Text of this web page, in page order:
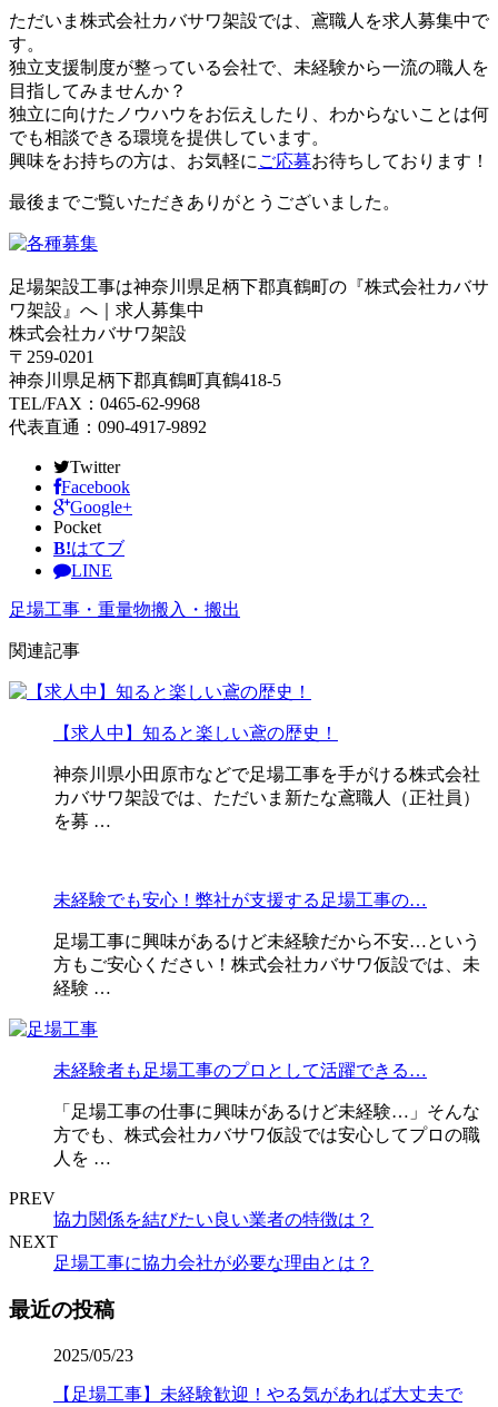
ただいま株式会社カバサワ架設では、鳶職人を求人募集中で
す。
独立支援制度が整っている会社で、未経験から一流の職人を
目指してみませんか？
独立に向けたノウハウをお伝えしたり、わからないことは何
でも相談できる環境を提供しています。
興味をお持ちの方は、お気軽に ご応募お待ちしております！
最後までご覧いただきありがとうございました。
足場架設工事は神奈川県足柄下郡真鶴町の『株式会社カバサ
ワ架設』へ｜求人募集中
株式会社カバサワ架設
〒259-0201
神奈川県足柄下郡真鶴町真鶴418-5
TEL/FAX：0465-62-9968
代表直通：090-4917-9892
Twitter
Facebook
Google+
Pocket
B!はてブ
LINE
足場工事・重量物搬入・搬出
関連記事
【求人中】知ると楽しい鳶の歴史！
神奈川県小田原市などで足場工事を手がける株式会社
カバサワ架設では、ただいま新たな鳶職人（正社員）
を募 …
未経験でも安心！弊社が支援する足場工事の…
足場工事に興味があるけど未経験だから不安…という
方もご安心ください！株式会社カバサワ仮設では、未
経験 …
未経験者も足場工事のプロとして活躍できる…
「足場工事の仕事に興味があるけど未経験…」そんな
方でも、株式会社カバサワ仮設では安心してプロの職
人を …
PREV
協力関係を結びたい良い業者の特徴は？
NEXT
足場工事に協力会社が必要な理由とは？
最近の投稿
2025/05/23
【足場工事】未経験歓迎！やる気があれば大丈夫で